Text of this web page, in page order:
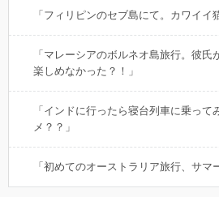
「フィリピンのセブ島にて。カワイイ
「マレーシアのボルネオ島旅行。彼氏
楽しめなかった？！」
「インドに行ったら寝台列車に乗って
メ？？」
「初めてのオーストラリア旅行、サマ